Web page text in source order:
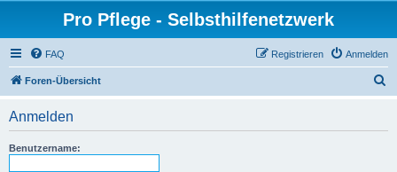
Pro Pflege - Selbsthilfenetzwerk
FAQ Anmelden
Registrieren
Foren-Übersicht
Anmelden
Benutzername: